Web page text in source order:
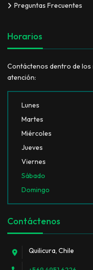
Preguntas Frecuentes
Horarios
Contáctenos dentro de
atención:
Lunes
Martes
Miércoles
Jueves
Viernes
Sábado
Domingo
Contáctenos
Quilicura, Chile